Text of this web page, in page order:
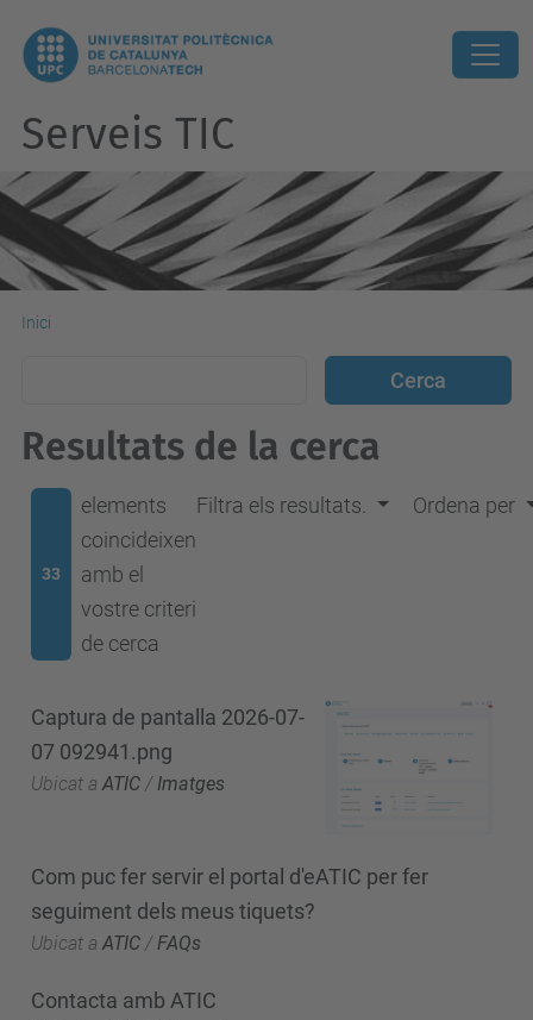
Serveis TIC
Inici
Resultats de la cerca
33
elements
coincideixen
amb el
vostre criteri
de cerca
Filtra els resultats. Ordena per
Captura de pantalla 2026-07-
07 092941.png
Ubicat a ATIC / Imatges
Com puc fer servir el portal d'eATIC per fer
seguiment dels meus tiquets?
Ubicat a ATIC / FAQs
Contacta amb ATIC